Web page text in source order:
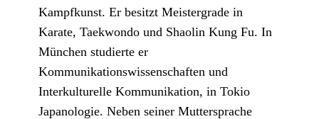
Kampfkunst. Er besitzt Meistergrade in
Karate, Taekwondo und Shaolin Kung Fu. In
München studierte er
Kommunikationswissenschaften und
Interkulturelle Kommunikation, in Tokio
Japanologie. Neben seiner Muttersprache